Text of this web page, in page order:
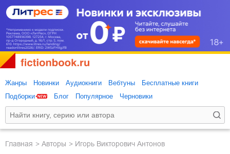
Жанры Новинки Аудиокниги Вебтуны
Бесплатные книги
Подборки
Блог Популярное Черновики
Главная Авторы Игорь Викторович Антонов